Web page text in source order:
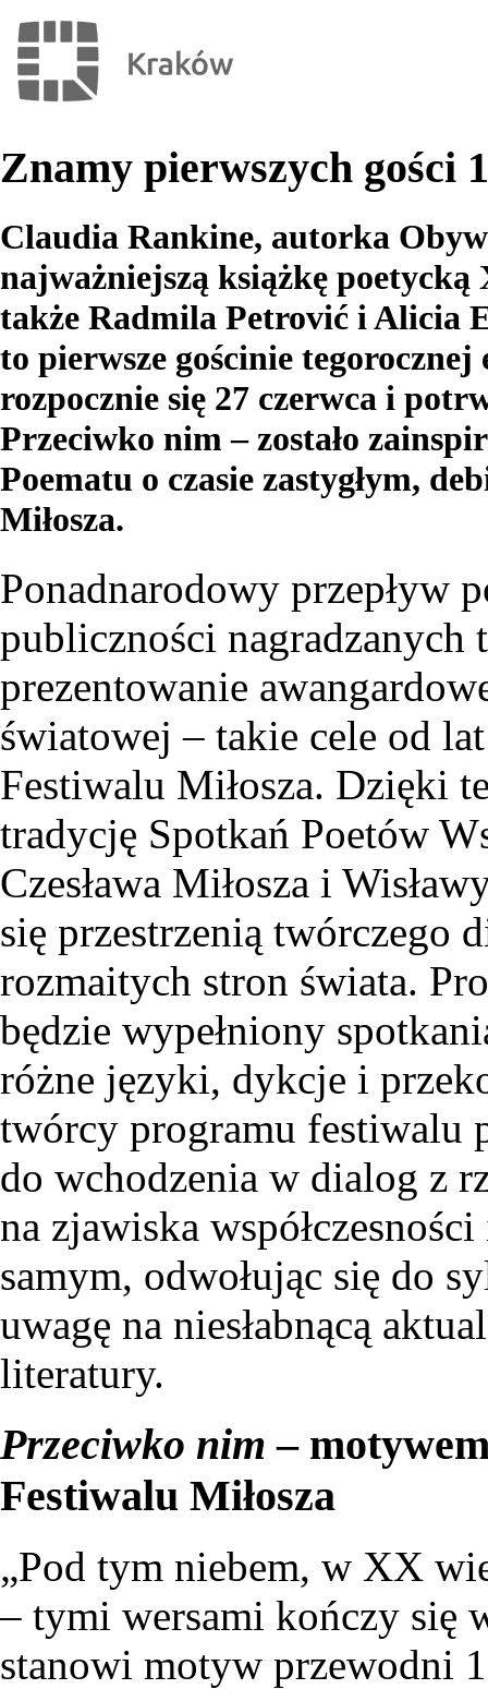
Znamy pierwszych gości
Claudia Rankine, autorka
najważniejszą książkę
także Radmila Petrović i Alicia
to pierwsze gościnie
rozpocznie się 27 czerwca i
Przeciwko nim – zostało
Poematu o czasie zastygłym,
Miłosza.
Ponadnarodowy przepływ
publiczności nagradzanych
prezentowanie
światowej – takie cele od
Festiwalu Miłosza. Dzięki
tradycję Spotkań Poetów
Czesława Miłosza i
się przestrzenią twórczego
rozmaitych stron świata.
będzie wypełniony
różne języki, dykcje i
twórcy programu festiwalu
do wchodzenia w dialog z
na zjawiska
samym, odwołując się do
uwagę na niesłabnącą
literatury.
Przeciwko nim –
Festiwalu Miłosza
„Pod tym niebem, w XX
– tymi wersami kończy się
stanowi motyw przewodni